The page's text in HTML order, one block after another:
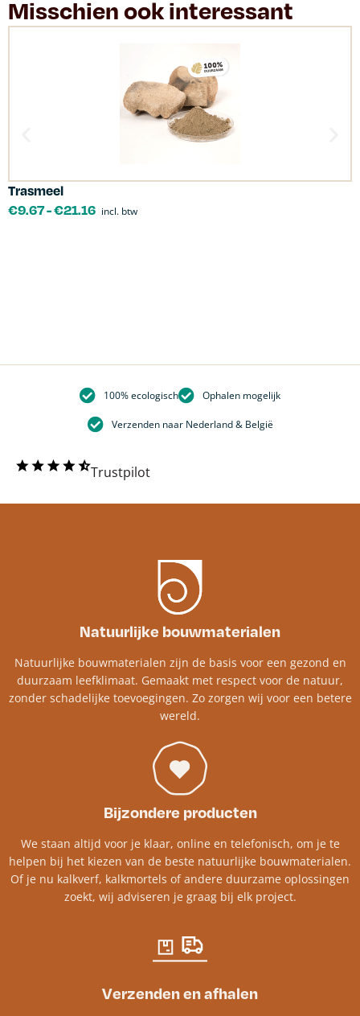
Misschien ook interessant
Trasmeel
€9.67-€21.16 incl. btw
100% ecologisch Ophalen mogelijk
Verzenden naar Nederland & België
Trustpilot
Natuurlijke bouwmaterialen
Natuurlijke bouwmaterialen zijn de basis voor een gezond en
duurzaam leefklimaat. Gemaakt met respect voor de natuur,
zonder schadelijke toevoegingen. Zo zorgen wij voor een betere
wereld.
Bijzondere producten
We staan altijd voor je klaar, online en telefonisch, om je te
helpen bij het kiezen van de beste natuurlijke bouwmaterialen.
Of je nu kalkverf, kalkmortels of andere duurzame oplossingen
zoekt, wij adviseren je graag bij elk project.​
Verzenden en afhalen